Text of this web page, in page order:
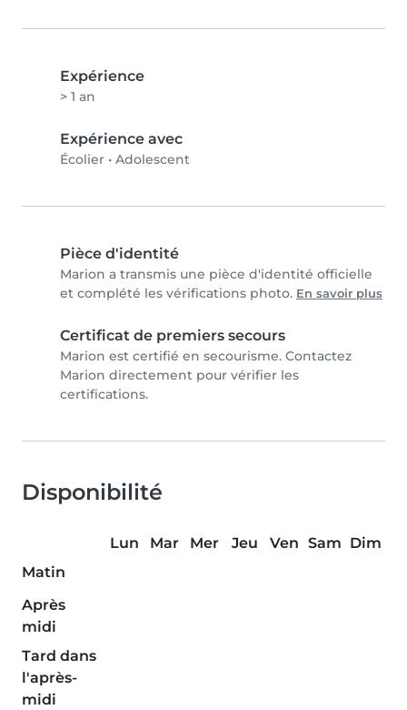
Expérience
> 1 an
Expérience avec
Écolier • Adolescent
Pièce d'identité
Marion a transmis une pièce d'identité officielle
et complété les vérifications photo. En savoir plus
Certificat de premiers secours
Marion est certifié en secourisme. Contactez
Marion directement pour vérifier les
certifications.
Disponibilité
Lun Mar Mer Jeu Ven Sam Dim
Matin
Après
midi
Tard dans
l'après-
midi